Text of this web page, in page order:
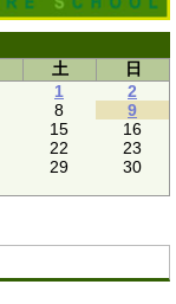
土
日
1
2
8
9
15
16
22
23
29
30